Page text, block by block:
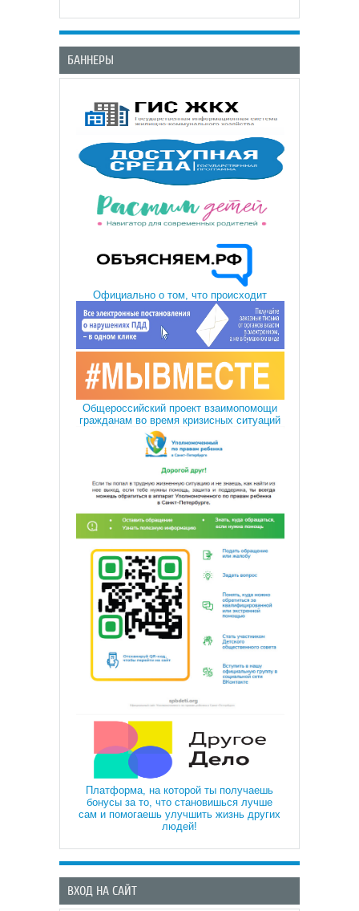
БАННЕРЫ
Официально о том, что происходит
Общероссийский проект взаимопомощи
гражданам во время кризисных ситуаций
Платформа, на которой ты получаешь
бонусы за то, что становишься лучше
сам и помогаешь улучшить жизнь других
людей!
ВХОД НА САЙТ